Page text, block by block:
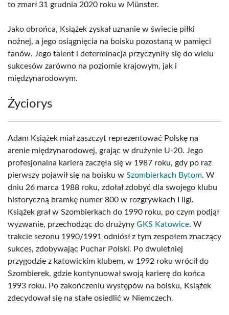
to zmarł 31 grudnia 2020 roku w Münster.
Jako obrońca, Książek zyskał uznanie w świecie piłki
nożnej, a jego osiągnięcia na boisku pozostaną w pamięci
fanów. Jego talent i determinacja przyczyniły się do wielu
sukcesów zarówno na poziomie krajowym, jak i
międzynarodowym.
Życiorys
Adam Książek miał zaszczyt reprezentować Polskę na
arenie międzynarodowej, grając w drużynie U-20. Jego
profesjonalna kariera zaczęła się w 1987 roku, gdy po raz
pierwszy pojawił się na boisku w Szombierkach Bytom. W
dniu 26 marca 1988 roku, zdołał zdobyć dla swojego klubu
historyczną bramkę numer 800 w rozgrywkach I ligi.
Książek grał w Szombierkach do 1990 roku, po czym podjął
wyzwanie, przechodząc do drużyny GKS Katowice. W
trakcie sezonu 1990/1991 odniósł z tym zespołem znaczący
sukces, zdobywając Puchar Polski. Po dwuletniej
przygodzie z katowickim klubem, w 1992 roku wrócił do
Szombierek, gdzie kontynuował swoją karierę do końca
1993 roku. Po zakończeniu występów na boisku, Książek
zdecydował się na stałe osiedlić w Niemczech.